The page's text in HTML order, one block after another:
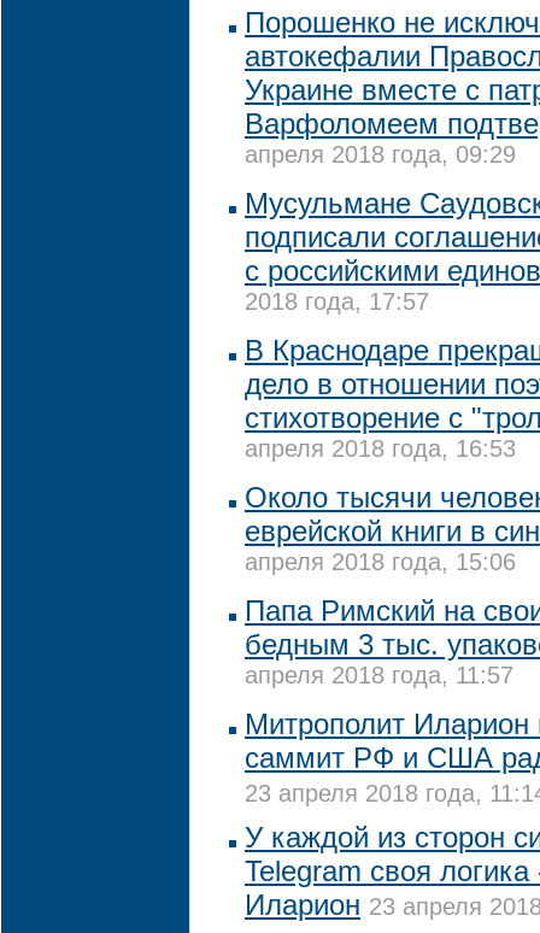
Порошенко не
автокефалии
Украине вместе с
Варфоломеем
апреля 2018 года, 09:29
Мусульмане
подписали
с российскими
2018 года, 17:57
В Краснодаре
дело в отношении
стихотворение с
апреля 2018 года, 16:53
Около тысячи
еврейской книги в
апреля 2018 года, 15:06
Папа Римский на
бедным 3 тыс.
апреля 2018 года, 11:57
Митрополит Иларион
саммит РФ и США
23 апреля 2018 года,
У каждой из сторон
Telegram своя
Иларион 23 апреля